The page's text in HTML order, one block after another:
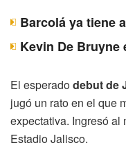
Barcolá ya tiene
Kevin De
El esperadodebut de
jugó un rato en el que
expectativa. Ingresó al
Estadio Jalisco.